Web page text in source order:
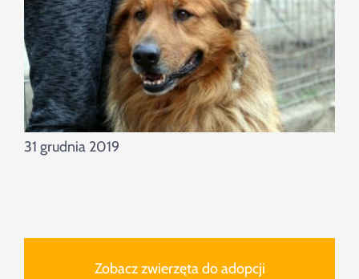
31 grudnia 2019
Zobacz zwierzęta do adopcji